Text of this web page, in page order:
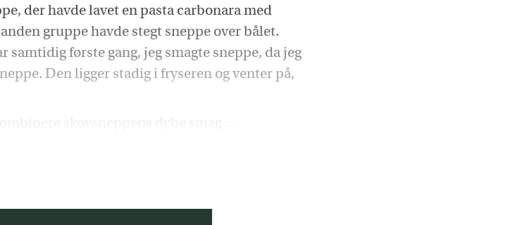
der havde lavet en pasta carbonara med
gruppe havde stegt sneppe over bålet.
samtidig første gang, jeg smagte sneppe, da jeg
Den ligger stadig i fryseren og venter på,